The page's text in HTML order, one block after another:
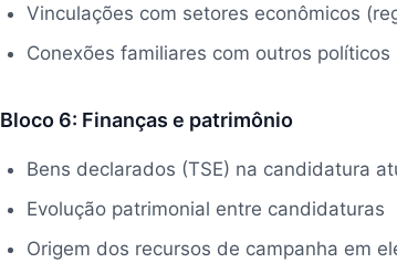
Vinculações com setores econômicos
Conexões familiares com outros
Bloco 6: Finanças e patrimônio
Bens declarados (TSE) na candidatura
Evolução patrimonial entre candidaturas
Origem dos recursos de campanha em